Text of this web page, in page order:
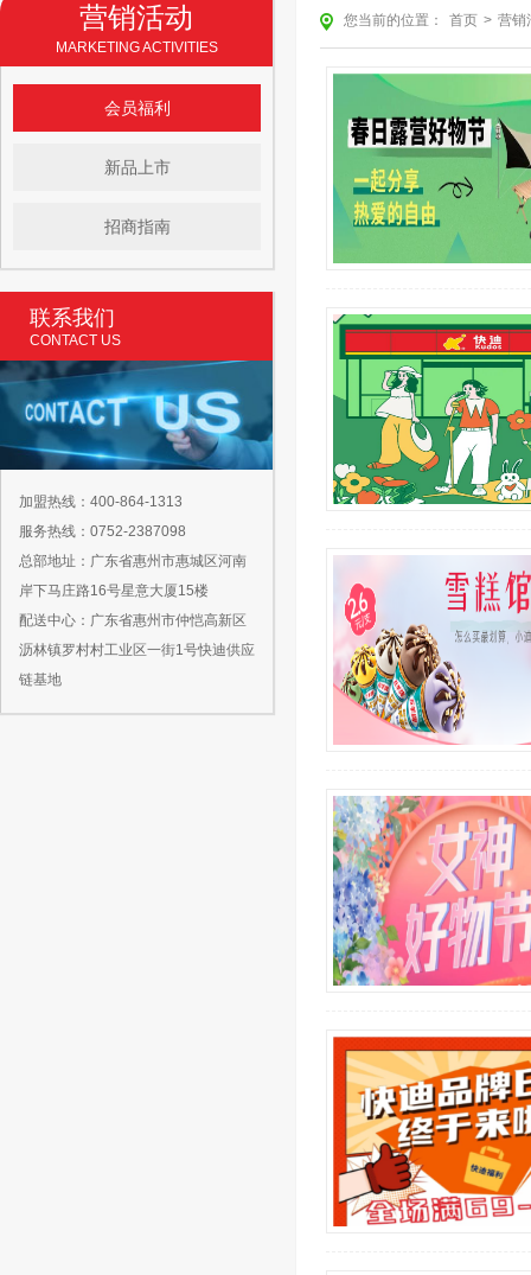
营销活动
MARKETING ACTIVITIES
会员福利
新品上市
招商指南
联系我们
CONTACT US
加盟热线：400-864-1313
服务热线：0752-2387098
总部地址：广东省惠州市惠城区河南
岸下马庄路16号星意大厦15楼
配送中心：广东省惠州市仲恺高新区
沥林镇罗村村工业区一街1号快迪供应
链基地
您当前的位置： 首页 > 营销